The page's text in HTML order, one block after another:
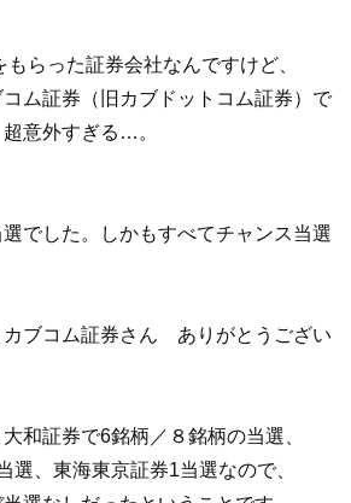
らった証券会社なんですけど、
ム証券（旧カブドットコム証券）で
意外すぎる…。
でした。しかもすべてチャンス当選
カブコム証券さん ありがとうござい
和証券で6銘柄／８銘柄の当選、
選、東海東京証券1当選なので、